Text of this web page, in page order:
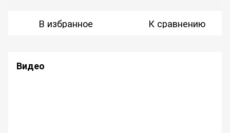
В избранное К сравнению
Видео